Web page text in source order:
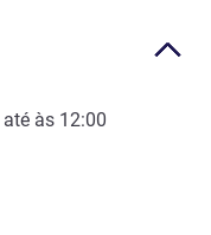
até às 12:00